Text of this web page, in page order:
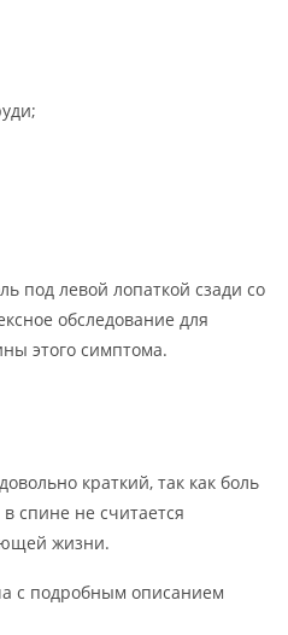
под левой лопаткой сзади со
обследование для
этого симптома.
краткий, так как боль
спине не считается
жизни.
с подробным описанием